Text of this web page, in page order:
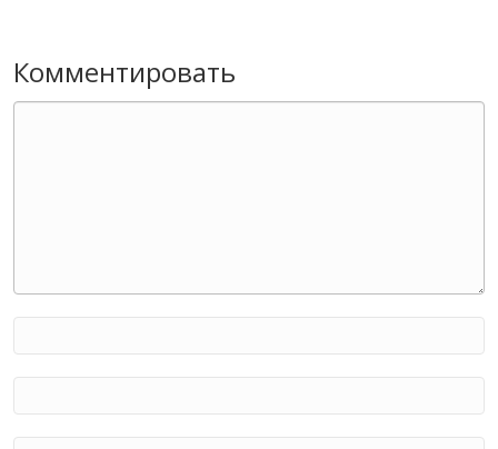
Комментировать